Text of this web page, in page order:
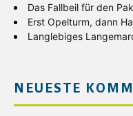
Das Fallbeil für den
Erst Opelturm, dann
Langlebiges
NEUESTE